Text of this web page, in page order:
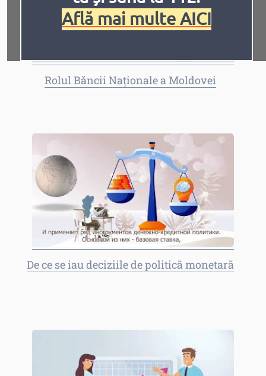
Află mai multe AICI
Rolul Băncii Naționale a Moldovei
De ce se iau deciziile de politică monetară